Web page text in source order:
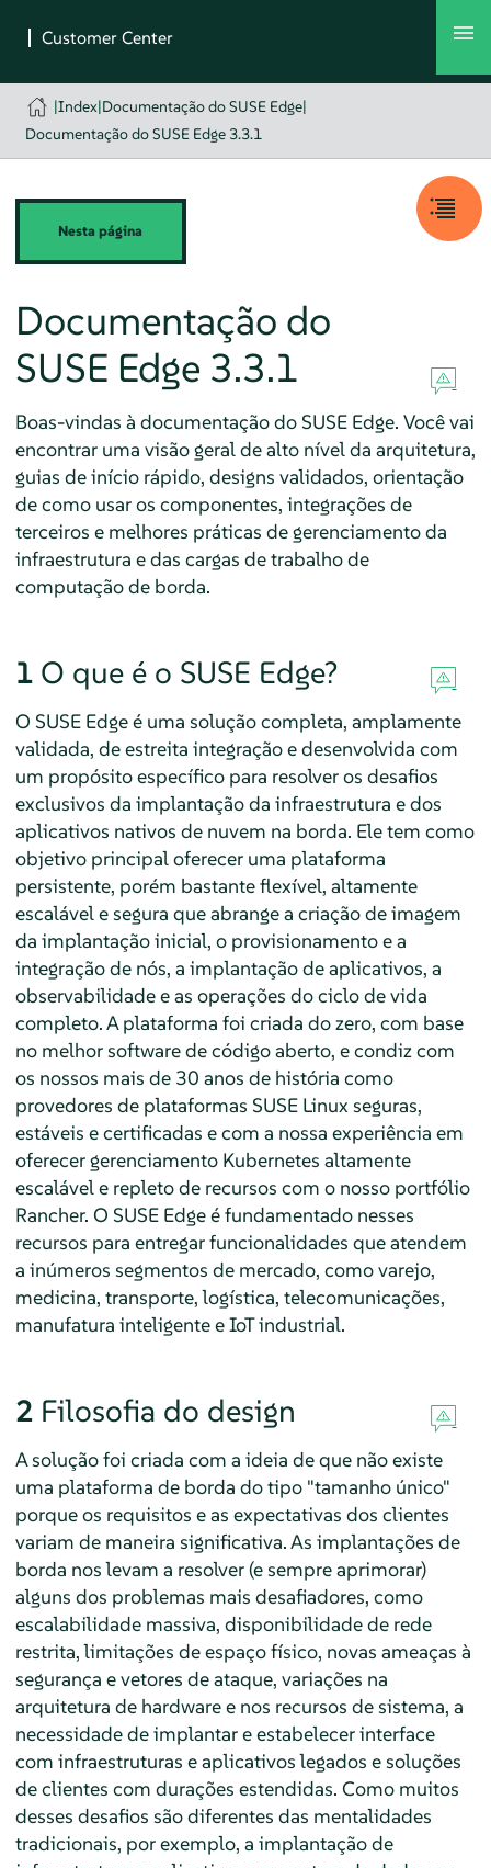
|Index|Documentação do SUSE Edge|
Documentação do SUSE Edge 3.3.1
Nesta página
Documentação do
SUSE Edge 3.3.1
Boas-vindas à documentação do SUSE Edge. Você vai
encontrar uma visão geral de alto nível da arquitetura,
guias de início rápido, designs validados, orientação
de como usar os componentes, integrações de
terceiros e melhores práticas de gerenciamento da
infraestrutura e das cargas de trabalho de
computação de borda.
1 O que é o SUSE Edge?
O SUSE Edge é uma solução completa, amplamente
validada, de estreita integração e desenvolvida com
um propósito específico para resolver os desafios
exclusivos da implantação da infraestrutura e dos
aplicativos nativos de nuvem na borda. Ele tem como
objetivo principal oferecer uma plataforma
persistente, porém bastante flexível, altamente
escalável e segura que abrange a criação de imagem
da implantação inicial, o provisionamento e a
integração de nós, a implantação de aplicativos, a
observabilidade e as operações do ciclo de vida
completo. A plataforma foi criada do zero, com base
no melhor software de código aberto, e condiz com
os nossos mais de 30 anos de história como
provedores de plataformas SUSE Linux seguras,
estáveis e certificadas e com a nossa experiência em
oferecer gerenciamento Kubernetes altamente
escalável e repleto de recursos com o nosso portfólio
Rancher. O SUSE Edge é fundamentado nesses
recursos para entregar funcionalidades que atendem
a inúmeros segmentos de mercado, como varejo,
medicina, transporte, logística, telecomunicações,
manufatura inteligente e IoT industrial.
2 Filosofia do design
A solução foi criada com a ideia de que não existe
uma plataforma de borda do tipo "tamanho único"
porque os requisitos e as expectativas dos clientes
variam de maneira significativa. As implantações de
borda nos levam a resolver (e sempre aprimorar)
alguns dos problemas mais desafiadores, como
escalabilidade massiva, disponibilidade de rede
restrita, limitações de espaço físico, novas ameaças à
segurança e vetores de ataque, variações na
arquitetura de hardware e nos recursos de sistema, a
necessidade de implantar e estabelecer interface
com infraestruturas e aplicativos legados e soluções
de clientes com durações estendidas. Como muitos
desses desafios são diferentes das mentalidades
tradicionais, por exemplo, a implantação de